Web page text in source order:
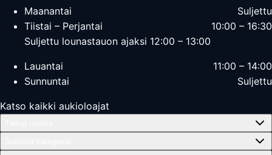
Maanantai
Suljettu
Tiistai – Perjantai
10:00 – 16:30
Suljettu lounastauon ajaksi 12:00 – 13:00
Lauantai
11:00 – 14:00
Sunnuntai
Suljettu
Katso kaikki aukioloajat